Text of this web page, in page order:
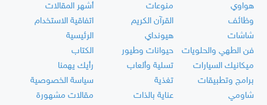
هواوي
منوعات
وظائف
القرآن الكريم
شاشات
هيونداي
فن الطهي والحلويات
حيوانات وطيور
ميكانيك السيارات
تسلية وألعاب
برامج وتطبيقات
تغذية
شاومي
عناية بالذات
أشهر المقالات
اتفاقية الاستخدام
الرئيسية
الكتاب
رأيك يهمنا
سياسة الخصوصية
مقالات مشهورة